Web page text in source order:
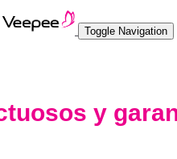
Toggle Navigation
y